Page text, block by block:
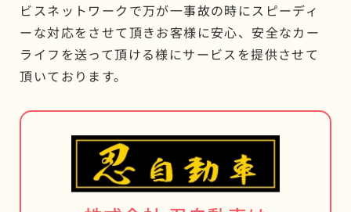
ビスネットワークで万が一事故の時にスピーディ
ーな対応をさせて頂きお客様に安心、安全なカー
ライフを送って頂ける様にサービスを提供させて
頂いております。